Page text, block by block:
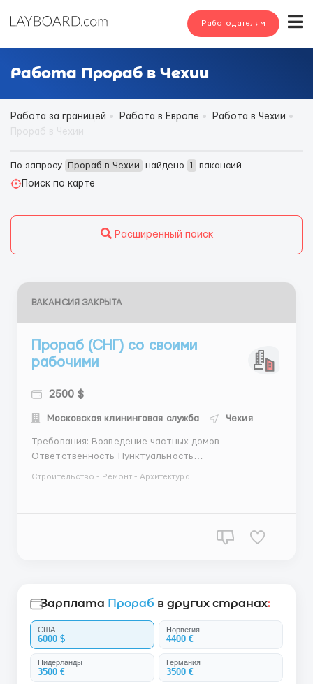
Работодателям
Работа Прораб в Чехии
Работа за границей Работа в Европе
Работа в Чехии
По запросу Прораб в Чехии найдено 1
вакансий
Поиск по карте
Расширенный поиск
ВАКАНСИЯ ЗАКРЫТА
Прораб (СНГ) со своими
рабочими
2500 $
Московская клининговая служба Чехия
Требования: Возведение частных домов
Ответственность Пунктуальность
Строительство - Ремонт - Архитектура
Зарплата Прораб в других странах:
США
6000 $
Норвегия
4400 €
Нидерланды
3500 €
Германия
3500 €